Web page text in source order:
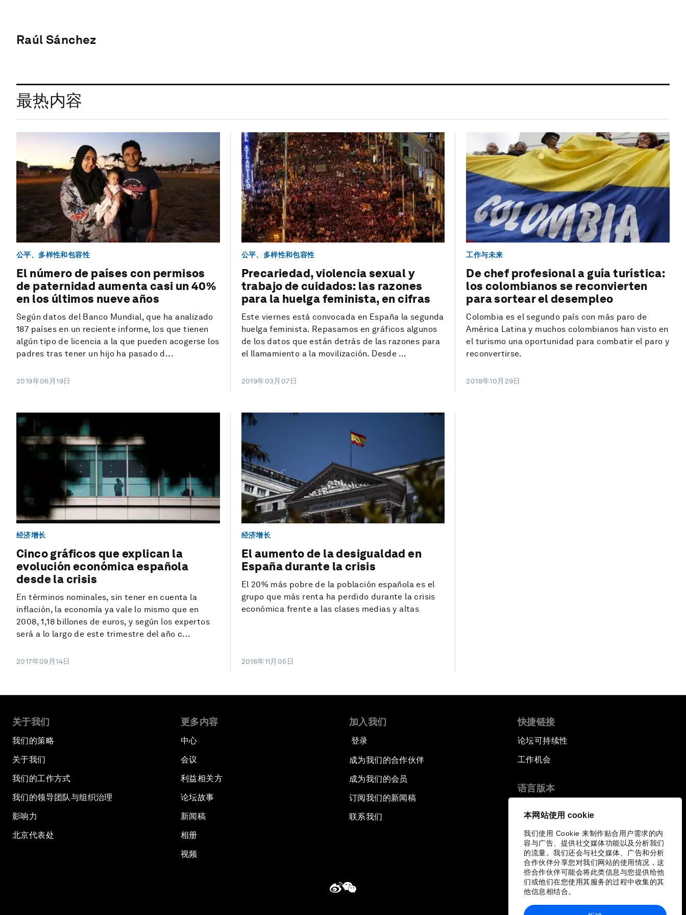
本网站使用 cookie
我们使用 Cookie 来制作贴合用户需求的内
容与广告、提供社交媒体功能以及分析我们
的流量。我们还会与社交媒体、广告和分析
合作伙伴分享您对我们网站的使用情况，这
些合作伙伴可能会将此类信息与您提供给他
们或他们在您使用其服务的过程中收集的其
他信息相结合。
Raúl Sánchez
最热内容
公平、多样性和包容性
El número de países con permisos
de paternidad aumenta casi un 40%
en los últimos nueve años
Según datos del Banco Mundial, que ha analizado
187 países en un reciente informe, los que tienen
algún tipo de licencia a la que pueden acogerse los
padres tras tener un hijo ha pasado d...
2019年06月19日
公平、多样性和包容性
Precariedad, violencia sexual y
trabajo de cuidados: las razones
para la huelga feminista, en cifras
Este viernes está convocada en España la segunda
huelga feminista. Repasamos en gráficos algunos
de los datos que están detrás de las razones para
el llamamiento a la movilización. Desde ...
2019年03月07日
工作与未来
De chef profesional a guía turística:
los colombianos se reconvierten
para sortear el desempleo
Colombia es el segundo país con más paro de
América Latina y muchos colombianos han visto en
el turismo una oportunidad para combatir el paro y
reconvertirse.
2018年10月29日
经济增长
Cinco gráficos que explican la
evolución económica española
desde la crisis
En términos nominales, sin tener en cuenta la
inflación, la economía ya vale lo mismo que en
2008, 1,18 billones de euros, y según los expertos
será a lo largo de este trimestre del año c...
2017年09月14日
经济增长
El aumento de la desigualdad en
España durante la crisis
El 20% más pobre de la población española es el
grupo que más renta ha perdido durante la crisis
económica frente a las clases medias y altas
2016年11月05日
关于我们
我们的策略
关于我们
我们的工作方式
我们的领导团队与组织治理
影响力
北京代表处
更多内容
中心
会议
利益相关方
论坛故事
新闻稿
相册
视频
加入我们
登录
成为我们的合作伙伴
成为我们的会员
订阅我们的新闻稿
联系我们
快捷链接
论坛可持续性
工作机会
语言版本